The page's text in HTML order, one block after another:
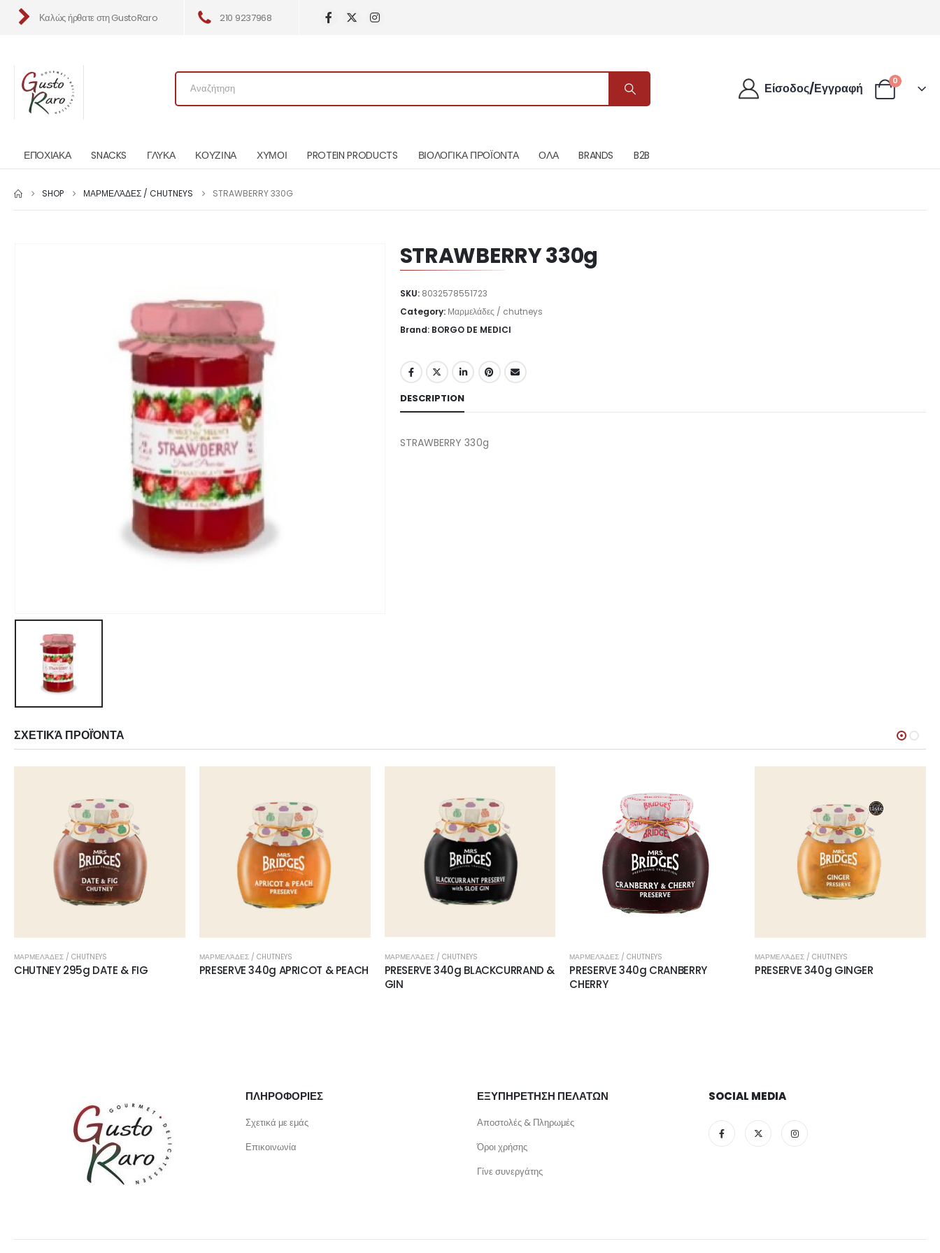
Καλώς ήρθατε στη GustoRaro 210 9237968
Είσοδος/Εγγραφή
0
ΕΠΟΧΙΑΚΑ SNACKS ΓΛΥΚΑ ΚΟΥΖΙΝΑ ΧΥΜΟΙ PROTEIN PRODUCTS ΒΙΟΛΟΓΙΚΑ ΠΡΟΪΟΝΤΑ ΟΛΑ BRANDS B2B
SHOP ΜΑΡΜΕΛΆΔΕΣ / CHUTNEYS STRAWBERRY 330G
STRAWBERRY 330g
SKU: 8032578551723
Category: Μαρμελάδες / chutneys
Brand: BORGO DE MEDICI
DESCRIPTION
STRAWBERRY 330g
ΣΧΕΤΙΚΆ ΠΡΟΪΌΝΤΑ
ΜΑΡΜΕΛΆΔΕΣ / CHUTNEYS
CHUTNEY 295g DATE & FIG
ΜΑΡΜΕΛΆΔΕΣ / CHUTNEYS
PRESERVE 340g APRICOT & PEACH
ΜΑΡΜΕΛΆΔΕΣ / CHUTNEYS
PRESERVE 340g BLACKCURRAND &
GIN
ΜΑΡΜΕΛΆΔΕΣ / CHUTNEYS
PRESERVE 340g CRANBERRY
CHERRY
ΜΑΡΜΕΛΆΔΕΣ / CHUTNEYS
PRESERVE 340g GINGER
ΠΛΗΡΟΦΟΡΙΕΣ
Σχετικά με εμάς
Επικοινωνία
ΕΞΥΠΗΡΕΤΗΣΗ ΠΕΛΑΤΩΝ
Αποστολές & Πληρωμές
Όροι χρήσης
Γίνε συνεργάτης
SOCIAL MEDIA